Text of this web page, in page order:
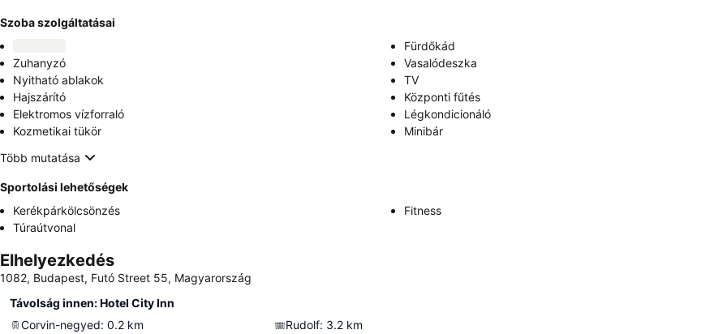
Szoba szolgáltatásai
Fürdőkád
Zuhanyzó
Vasalódeszka
Nyitható ablakok
TV
Hajszárító
Központi fűtés
Elektromos vízforraló
Légkondicionáló
Kozmetikai tükör
Minibár
Több mutatása
Sportolási lehetőségek
Kerékpárkölcsönzés
Fitness
Túraútvonal
Elhelyezkedés
1082, Budapest, Futó Street 55, Magyarország
Távolság innen: Hotel City Inn
Corvin-negyed: 0.2 km
Rudolf: 3.2 km